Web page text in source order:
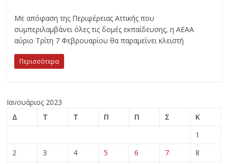
Με απόφαση της Περιφέρειας Αττικής που
συμπεριλαμβάνει όλες τις δομές εκπαίδευσης, η ΑΕΑΑ
αύριο Τρίτη 7 Φεβρουαρίου θα παραμείνει κλειστή
Περισσότερα
Ιανουάριος 2023
Δ
Τ Τ Π Π Σ
Κ
1
2
3 4 5 6 7
8